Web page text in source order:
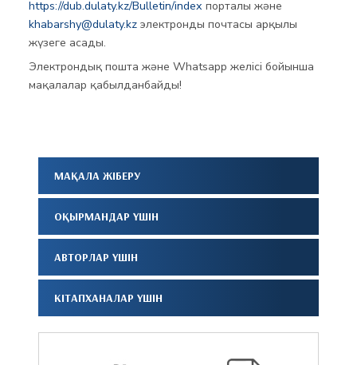
https://dub.dulaty.kz/Bulletin/index порталы және
khabarshy@dulaty.kz электронды почтасы арқылы
жүзеге асады.
Электрондық пошта және Whatsapp желісі бойынша
мақалалар қабылданбайды!
МАҚАЛА ЖІБЕРУ
ОҚЫРМАНДАР ҮШІН
АВТОРЛАР ҮШІН
КІТАПХАНАЛАР ҮШІН